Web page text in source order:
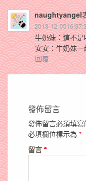
naughtyangel
2013-12-
牛奶妹：這不
安安：牛奶妹一
回覆
發佈留言
發佈留言必須填寫
必填欄位標示為 *
留言 *